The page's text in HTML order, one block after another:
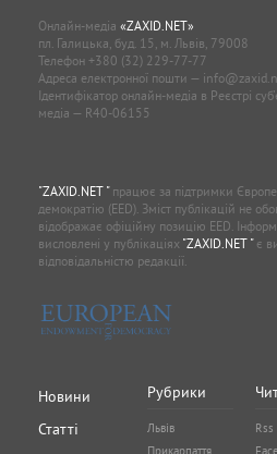
Онлайн-медіа «ZAXID.NET»
пл. Галицька, буд. 15, м. Львів, 79008
Телефон +380 (32) 229-77-77
Адреса електронної пошти —
Ідентифікатор онлайн-медіа в Реєстрі
медіа — R40-06155
"ZAXID.NET "працює за підтримки
демократію (EED). Зміст публікацій не
відображає офіційну позицію EED.
висловлені у публікаціях "ZAXID.NET "є
відповідальністю редакції.
Новини
Статті
Рубрики
Львів
Прикарпаття
Rss